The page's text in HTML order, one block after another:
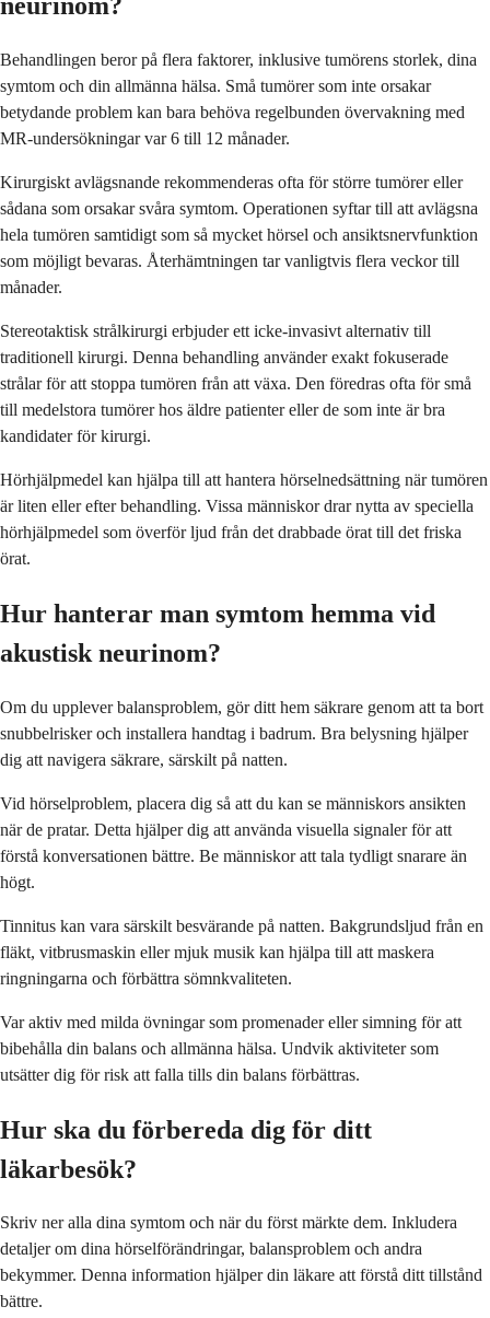
Behandlingen beror på flera faktorer, inklusive tumörens storlek, dina
symtom och din allmänna hälsa. Små tumörer som inte orsakar
betydande problem kan bara behöva regelbunden övervakning med
MR-undersökningar var 6 till 12 månader.
Kirurgiskt avlägsnande rekommenderas ofta för större tumörer eller
sådana som orsakar svåra symtom. Operationen syftar till att avlägsna
hela tumören samtidigt som så mycket hörsel och ansiktsnervfunktion
som möjligt bevaras. Återhämtningen tar vanligtvis flera veckor till
månader.
Stereotaktisk strålkirurgi erbjuder ett icke-invasivt alternativ till
traditionell kirurgi. Denna behandling använder exakt fokuserade
strålar för att stoppa tumören från att växa. Den föredras ofta för små
till medelstora tumörer hos äldre patienter eller de som inte är bra
kandidater för kirurgi.
Hörhjälpmedel kan hjälpa till att hantera hörselnedsättning när tumören
är liten eller efter behandling. Vissa människor drar nytta av speciella
hörhjälpmedel som överför ljud från det drabbade örat till det friska
örat.
Hur hanterar man symtom hemma vid
akustisk neurinom?
Om du upplever balansproblem, gör ditt hem säkrare genom att ta bort
snubbelrisker och installera handtag i badrum. Bra belysning hjälper
dig att navigera säkrare, särskilt på natten.
Vid hörselproblem, placera dig så att du kan se människors ansikten
när de pratar. Detta hjälper dig att använda visuella signaler för att
förstå konversationen bättre. Be människor att tala tydligt snarare än
högt.
Tinnitus kan vara särskilt besvärande på natten. Bakgrundsljud från en
fläkt, vitbrusmaskin eller mjuk musik kan hjälpa till att maskera
ringningarna och förbättra sömnkvaliteten.
Var aktiv med milda övningar som promenader eller simning för att
bibehålla din balans och allmänna hälsa. Undvik aktiviteter som
utsätter dig för risk att falla tills din balans förbättras.
Hur ska du förbereda dig för ditt
läkarbesök?
Skriv ner alla dina symtom och när du först märkte dem. Inkludera
detaljer om dina hörselförändringar, balansproblem och andra
bekymmer. Denna information hjälper din läkare att förstå ditt tillstånd
bättre.